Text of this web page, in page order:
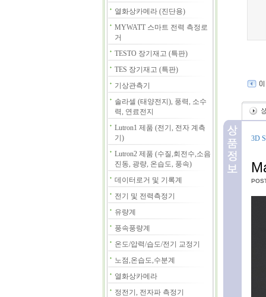
열화상카메라 (진단용)
MYWATT 스마트 전력 측정로
거
TESTO 장기재고 (특판)
TES 장기재고 (특판)
기상관측기
솔라셀 (태양전지), 풍력, 소수
력, 연료전지
Lutron1 제품 (전기, 전자 계측
기)
Lutron2 제품 (수질,회전수,소음
진동, 광량, 온습도, 풍속)
데이터로거 및 기록계
전기 및 전력측정기
유량계
풍속풍량계
온도/압력/습도/전기 교정기
노점,온습도,수분계
열화상카메라
정전기, 전자파 측정기
3D